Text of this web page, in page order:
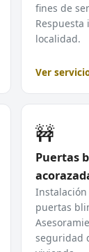
fines de
localidad.
Ver
🚧
Puertas
puertas
seguridad